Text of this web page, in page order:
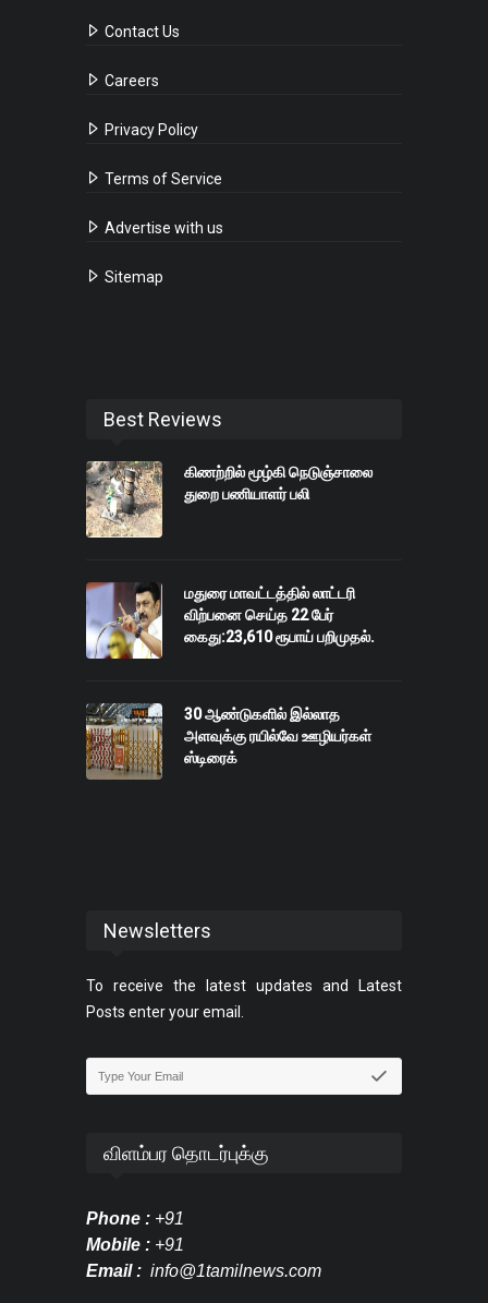
Contact Us
Careers
Privacy Policy
Terms of Service
Advertise with us
Sitemap
Best Reviews
கிணற்றில் மூழ்கி நெடுஞ்சாலை
துறை பணியாளர் பலி
மதுரை மாவட்டத்தில் லாட்டரி
விற்பனை செய்த 22 பேர்
கைது:23,610 ரூபாய் பறிமுதல்.
30 ஆண்டுகளில் இல்லாத
அளவுக்கு ரயில்வே ஊழியர்கள்
ஸ்டிரைக்
Newsletters
To receive the latest updates and Latest
Posts enter your email.
விளம்பர தொடர்புக்கு
Phone : +91
Mobile : +91
Email : info@1tamilnews.com